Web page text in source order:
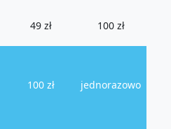
49 zł 100 zł
100 zł jednorazowo